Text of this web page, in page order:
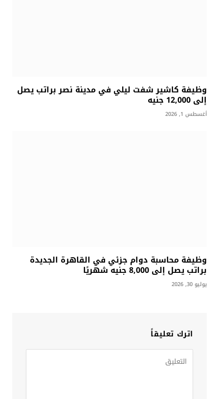
وظيفة كاشير شفت ليلي في مدينة نصر براتب يصل
إلى 12,000 جنيه
أغسطس 1, 2026
وظيفة محاسبة دوام جزئي في القاهرة الجديدة
براتب يصل إلى 8,000 جنيه شهريًا
يوليو 30, 2026
اترك تعليقاً